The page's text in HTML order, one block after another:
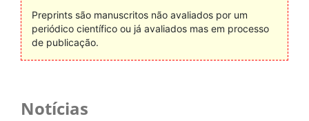
Preprints são manuscritos não avaliados por um
periódico científico ou já avaliados mas em processo
de publicação.
Notícias